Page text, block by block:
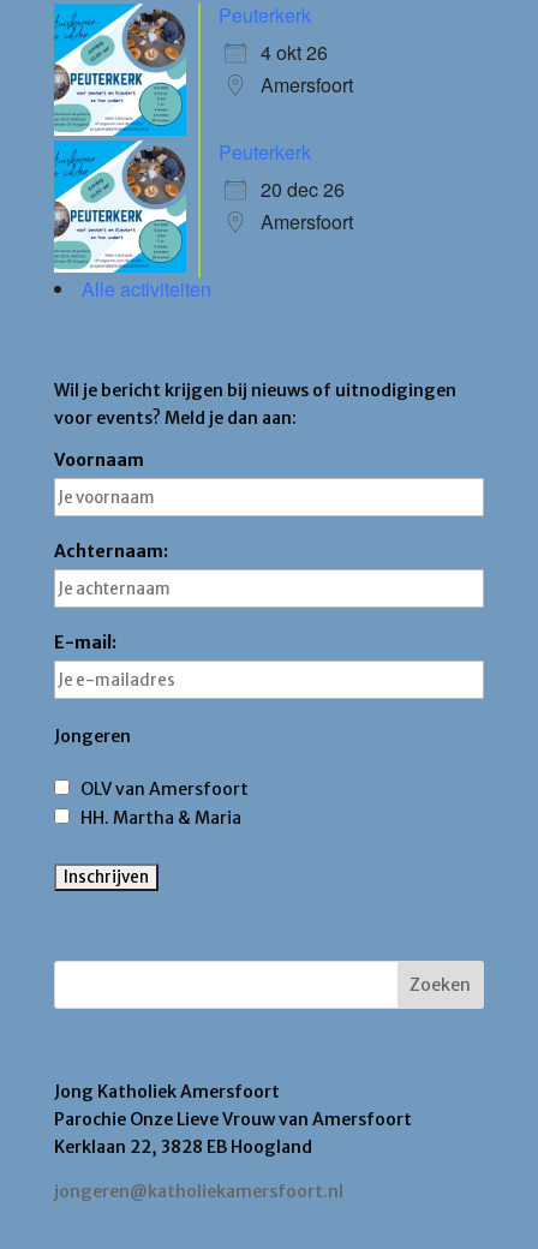
Peuterkerk
4 okt 26
Amersfoort
Peuterkerk
20 dec 26
Amersfoort
Alle activiteiten
Wil je bericht krijgen bij nieuws of uitnodigingen
voor events? Meld je dan aan:
Voornaam
Achternaam:
E-mail:
Jongeren
OLV van Amersfoort
HH. Martha & Maria
Jong Katholiek Amersfoort
Parochie Onze Lieve Vrouw van Amersfoort
Kerklaan 22, 3828 EB Hoogland
jongeren@katholiekamersfoort.nl